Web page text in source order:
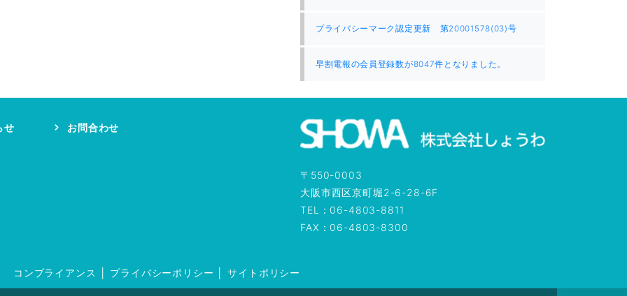
プライバシーマーク認定更新 第20001578(03)号
早割電報の会員登録数が8047件となりました。
せ お問合わせ
〒550-0003
大阪市西区京町堀2-6-28-6F
TEL：06-4803-8811
FAX：06-4803-8300
コンプライアンス プライバシーポリシー │サイトポリシー